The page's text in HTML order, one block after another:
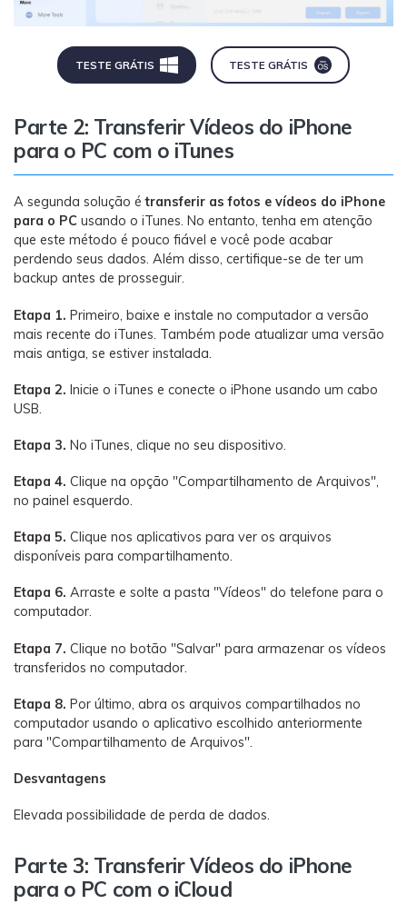
TESTE GRÁTIS TESTE GRÁTIS
Parte 2: Transferir Vídeos do iPhone
para o PC com o iTunes
A segunda solução étransferir as fotos e vídeos do iPhone
para o PC usando o iTunes. No entanto, tenha em atenção
que este método é pouco fiável e você pode acabar
perdendo seus dados. Além disso, certifique-se de ter um
backup antes de prosseguir.
Etapa 1. Primeiro, baixe e instale no computador a versão
mais recente do iTunes. Também pode atualizar uma versão
mais antiga, se estiver instalada.
Etapa 2. Inicie o iTunes e conecte o iPhone usando um cabo
USB.
Etapa 3. No iTunes, clique no seu dispositivo.
Etapa 4. Clique na opção "Compartilhamento de Arquivos",
no painel esquerdo.
Etapa 5. Clique nos aplicativos para ver os arquivos
disponíveis para compartilhamento.
Etapa 6. Arraste e solte a pasta "Vídeos" do telefone para o
computador.
Etapa 7. Clique no botão "Salvar" para armazenar os vídeos
transferidos no computador.
Etapa 8. Por último, abra os arquivos compartilhados no
computador usando o aplicativo escolhido anteriormente
para "Compartilhamento de Arquivos".
Desvantagens
Elevada possibilidade de perda de dados.
Parte 3: Transferir Vídeos do iPhone
para o PC com o iCloud